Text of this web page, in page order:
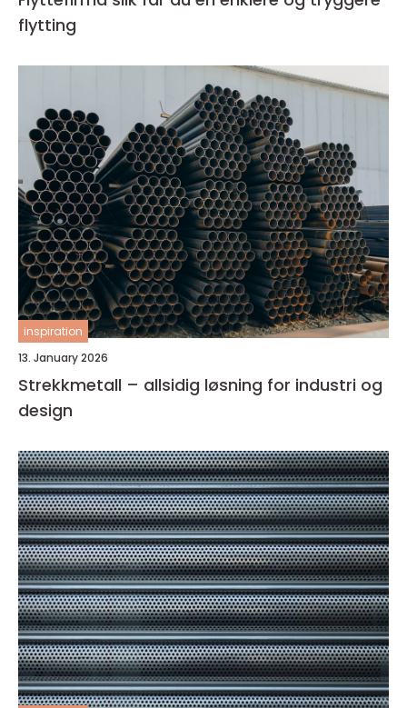
flytting
inspiration
13. January 2026
Strekkmetall – allsidig løsning for industri og
design